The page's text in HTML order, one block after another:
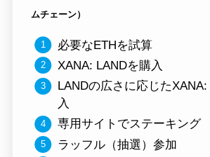
ムチェーン）
必要なETHを試算
XANA: LANDを購入
LANDの広さに応じた
入
専用サイトでステーキング
ラッフル（抽選）参加